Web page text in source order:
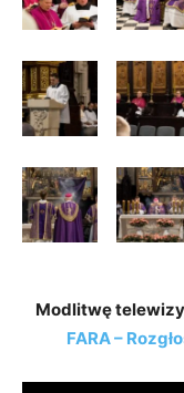
Modlitwę
FARA –